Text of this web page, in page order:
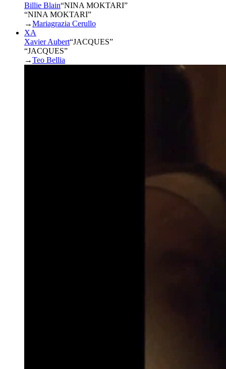
Billie Blain“NINA MOKTARI”
“NINA MOKTARI”
→Mariagrazia Cerullo
XA
Xavier Aubert“JACQUES”
“JACQUES”
→Teo Bellia